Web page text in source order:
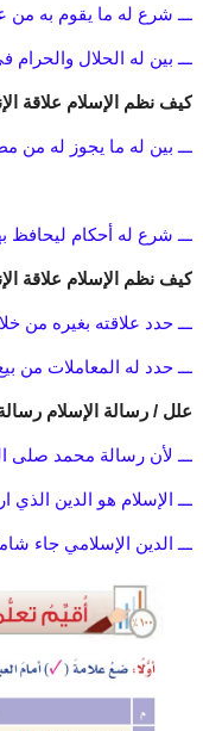
ـــ شرع له ما يقوم به من
ـــ بين له الحلال والحرام
كيف نظم الإسلام علاقة
ـــ بين له ما يجوز له
ـــ شرع له أحكام ليحافظ
كيف نظم الإسلام علاقة
ـــ حدد علاقته بغيره من
ـــ حدد له المعاملات من
علل / رسالة الإسلام
ـــ لأن رسالة محمد صلى
ـــ الإسلام هو الدين الذي
ـــ الدين الإسلامي جاء